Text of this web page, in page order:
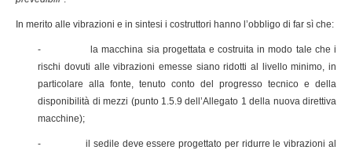
In merito alle vibrazioni e in sintesi i costruttori hanno l’obbligo di far sì che:
- la macchina sia progettata e costruita in modo tale che i
rischi dovuti alle vibrazioni emesse siano ridotti al livello minimo, in
particolare alla fonte, tenuto conto del progresso tecnico e della
disponibilità di mezzi (punto 1.5.9 dell’Allegato 1 della nuova direttiva
macchine);
- il sedile deve essere progettato per ridurre le vibrazioni al